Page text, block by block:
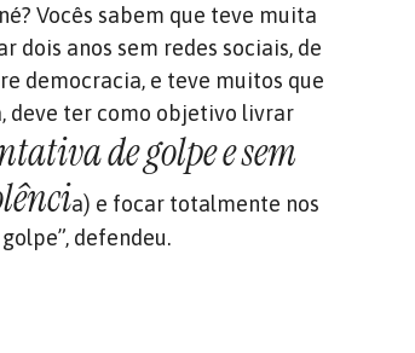
Vocês sabem que teve muita
dois anos sem redes sociais, de
democracia, e teve muitos que
deve ter como objetivo livrar
de golpe e sem
a) e focar totalmente nos
defendeu.